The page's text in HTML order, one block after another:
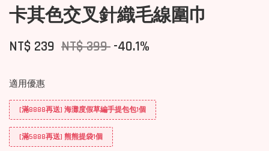
卡其色交叉針織毛線圍巾
NT$ 239 NT$ 399 -40.1%
適用優惠
[滿8888再送] 海灘度假草編手提包包1個
[滿5888再送] 熊熊提袋1個